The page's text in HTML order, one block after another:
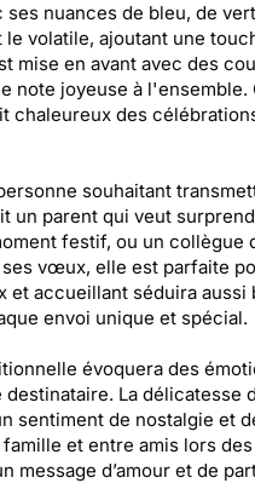
nuances de bleu, de
volatile, ajoutant une
mise en avant avec des
note joyeuse à l'ensemble.
chaleureux des
souhaitant
un parent qui veut
festif, ou un collègue
vœux, elle est parfaite
et accueillant séduira aussi
envoi unique et spécial.
évoquera des
La délicatesse
sentiment de nostalgie et
et entre amis lors
message d’amour et de